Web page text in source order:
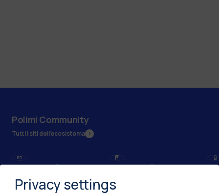
Polimi Community
Tutti i siti dell’ecosistema
Residenze Frontiere
Privacy settings